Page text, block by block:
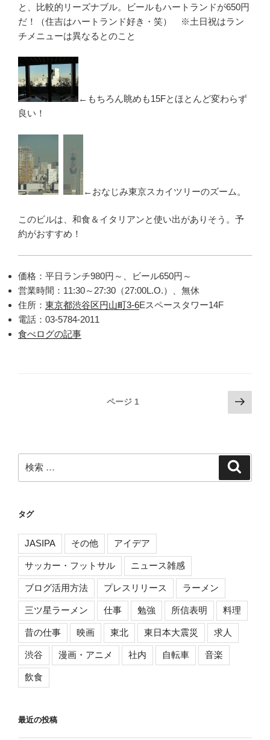
と、比較的リーズナブル。ビールもハートランドが650円
だ！（住吉はハートランド好き・笑） ※土日祝はラン
チメニューは異なるとのこと
←もちろん眺めも15Fとほとんど変わらず
良い！
←おなじみ東京スカイツリーのズーム。
このビルは、和食＆イタリアンと使い出がありそう。予
約がおすすめ！
価格：平日ランチ980円～、ビール650円～
営業時間：11:30～27:30（27:00L.O.）、無休
住所： 東京都渋谷区円山町3-6Eスペースタワー14F
電話：03-5784-2011
食べログの記事
ゲ
ー
ョ
ン
ページ 1
次
の
ジ
検
索:
タグ
JASIPA その他 アイデア
サッカー・フットサル ニュース雑感
ブログ活用方法 プレスリリース ラーメン
三ツ星ラーメン 仕事 勉強 所信表明 料理
昔の仕事 映画 東北 東日本大震災 求人
渋谷 漫画・アニメ 社内 自転車 音楽
飲食
最近の投稿